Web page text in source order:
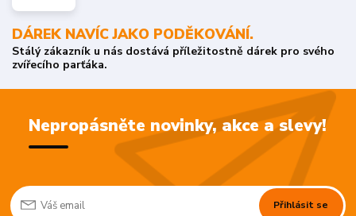
DÁREK NAVÍC JAKO PODĚKOVÁNÍ.
Stálý zákazník u nás dostává příležitostně dárek pro svého
zvířecího parťáka.
Nepropásněte novinky, akce a slevy!
Přihlásit se